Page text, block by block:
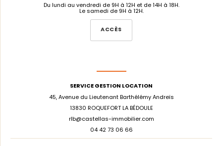
Du lundi au vendredi de 9H à 12H et de 14H à 18H.
Le samedi de 9H à 12H.
ACCÈS
SERVICE GESTION LOCATION
45, Avenue du Lieutenant Barthélémy Andreïs
13830 ROQUEFORT LA BÉDOULE
rlb@castellas-immobilier.com
04 42 73 06 66